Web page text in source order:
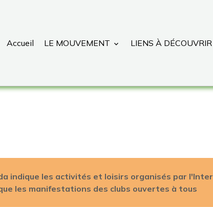
Accueil LE MOUVEMENT LIENS À DÉCOUVRIR
indique les activités et loisirs organisés par l'Inter
les manifestations des clubs ouvertes à tous